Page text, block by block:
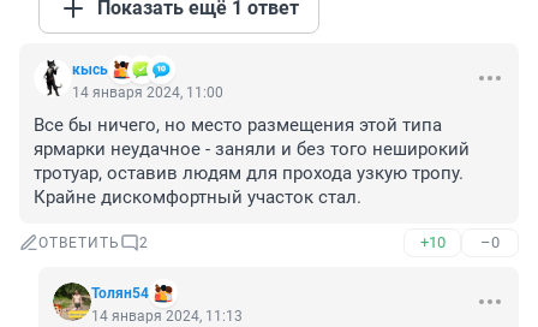
Показать ещё 1 ответ
кысь
14 января 2024, 11:00
Все бы ничего, но место размещения этой типа
ярмарки неудачное - заняли и без того неширокий
тротуар, оставив людям для прохода узкую тропу.
Крайне дискомфортный участок стал.
ОТВЕТИТЬ 2 +10 –0
Толян54
14 января 2024, 11:13